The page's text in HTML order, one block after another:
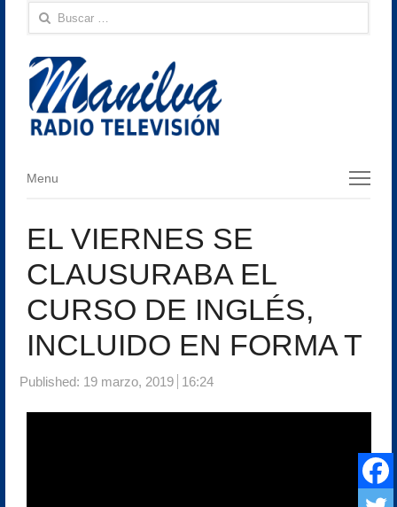
Buscar:
Menu
Menu
EL VIERNES SE
CLAUSURABA EL
CURSO DE INGLÉS,
INCLUIDO EN FORMA T
Published: 19 marzo, 2019 16:24